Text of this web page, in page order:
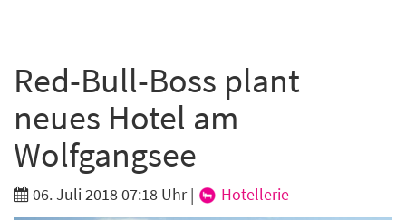
Red-Bull-Boss plant
neues Hotel am
Wolfgangsee
06. Juli 2018 07:18 Uhr| Hotellerie
E-Mail *
Branche